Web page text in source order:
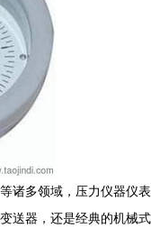
诸多领域，压力仪器仪表
送器，还是经典的机械式